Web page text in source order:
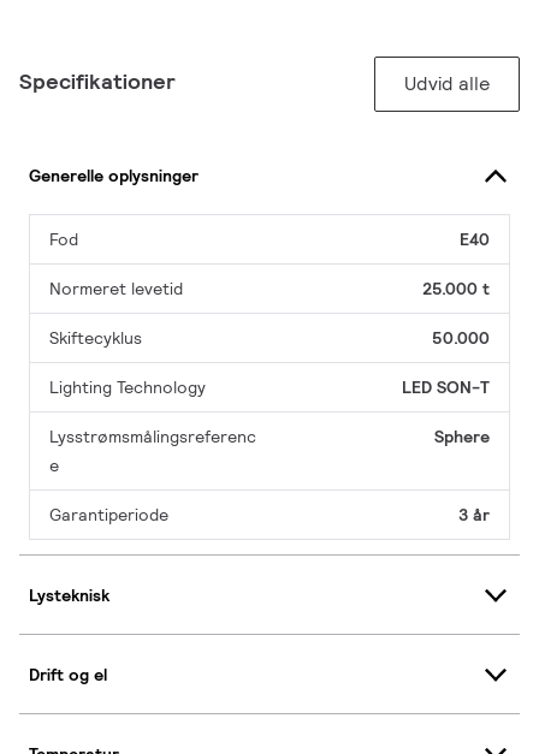
Specifikationer Udvid alle
Generelle oplysninger
Fod E40
Normeret levetid 25.000 t
Skiftecyklus 50.000
Lighting Technology LED SON-T
Lysstrømsmålingsreferenc
e
Sphere
Garantiperiode 3 år
Lysteknisk
Drift og el